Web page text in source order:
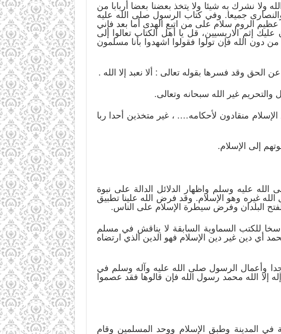
ولا نشرك به شيئا ولا يتخذ بعضنا بعضا أربابا من
جميعا. وفي كتاب الرسول صلى الله عليه
الروم سلام على من اتبع الهدى أما بعد فإني
إثم الاريسيين، قل يا أهل الكتاب تعالوا إلى
من دون الله فإن تولوا فقولوا اشهدوا بأنا مسلمون
الحق وقد فسرها بقوله تعالى : ألا نعبد إلا الله .
والتحريم غير الله سبحانه وتعالى.
منقادون لأحكامه…. ، غير متخذين أحدا ربا
إلى الإسلام.
عليه وسلم واظهار الدلائل الدالة على نبوة
غيره وهو الإسلام. وقد فرض الله علينا تطبيق
البلدان وفرض سيطرة الإسلام على الناس.
للكتب السماوية السابقة لا يناقش في مسلم
أي دين غير دين الإسلام فهو الدين الذي ارتضاه
جدا وأعمال الرسول صلى الله عليه وآله وسلم في
إلا الله محمد رسول الله فإن قالوها فقد عصموا
في المدينة وطبق الإسلام ووحد المسلمين وقام